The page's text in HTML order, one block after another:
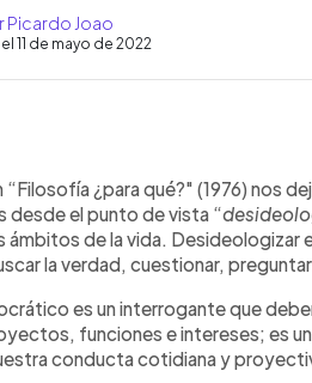
Picardo Joao
11 de mayo de 2022
artículo
“Filosofía ¿para qué?" (1976) nos
desde el punto de vista “
ámbitos de la vida. Desideologizar
la verdad, cuestionar,
es un interrogante que
funciones e intereses; es
conducta cotidiana y